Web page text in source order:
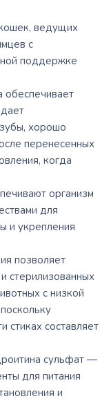
ведущих
с
поддержке
обеспечивает
хорошо
перенесенных
когда
организм
для
и укрепления
позволяет
стерилизованных
с низкой
стиках составляет
сульфат —
для питания
и